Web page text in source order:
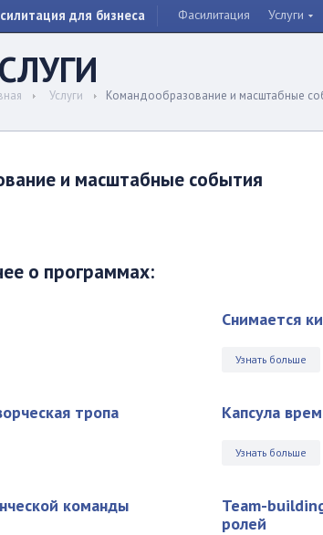
для бизнеса Фасилитация Услуги
Услуги Командообразование и масштабные
и масштабные события
о программах:
Снимается
Узнать больше
тропа Капсула
Узнать больше
команды
Team-
ролей